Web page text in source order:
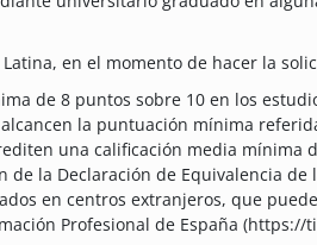
en el momento de hacer la
de 8 puntos sobre 10 en los
la puntuación mínima
una calificación media mínima
la Declaración de Equivalencia de
en centros extranjeros, que
Profesional de España (https://